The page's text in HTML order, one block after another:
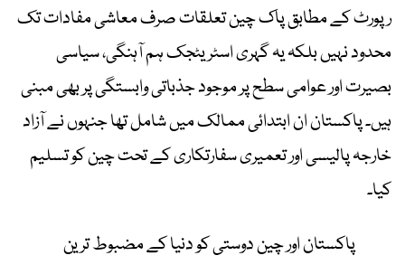
رپورٹ کے مطابق پاک چین تعلقات صرف معاشی مفادات تک
محدود نہیں بلکہ یہ گہری اسٹریٹجک ہم آہنگی، سیاسی
بصیرت اور عوامی سطح پر موجود جذباتی وابستگی پر بھی مبنی
ہیں۔ پاکستان ان ابتدائی ممالک میں شامل تھا جنہوں نے آزاد
خارجہ پالیسی اور تعمیری سفارتکاری کے تحت چین کو تسلیم
کیا۔
پاکستان اور چین دوستی کو دنیا کے مضبوط ترین